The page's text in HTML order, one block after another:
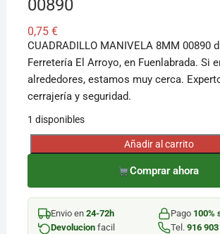
00890
0,75 €
CUADRADILLO MANIVELA 8MM 00890
Ferretería El Arroyo, en Fuenlabrada. Si
alrededores, estamos muy cerca.
cerrajería y seguridad.
1 disponibles
CUADRADILLO
8MM
00890
cantidad
Añadir al carrito
Comprar ahora
Envio en 24-72h Pago 100%
Devolucionfacil Tel. 916